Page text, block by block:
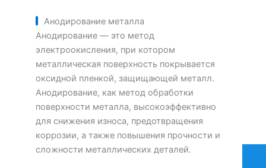
Анодирование металла
Анодирование — это метод
электроокисления, при котором
металлическая поверхность покрывается
оксидной пленкой, защищающей металл.
Анодирование, как метод обработки
поверхности металла, высокоэффективно
для снижения износа, предотвращения
коррозии, а также повышения прочности и
сложности металлических деталей.